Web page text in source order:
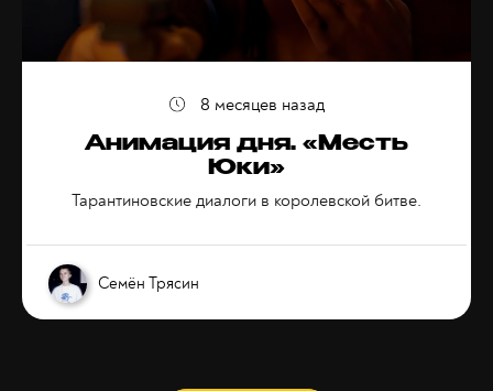
Анимация дня. «Месть
Юки»
Тарантиновские диалоги в королевской битве.
Семён Трясин
8 месяцев назад